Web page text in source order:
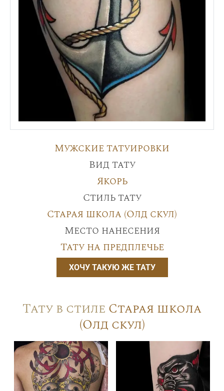
Мужские татуировки
Вид тату
Якорь
Стиль тату
Старая школа (Олд скул)
Место нанесения
Тату на предплечье
ХОЧУ ТАКУЮ ЖЕ ТАТУ
Тату в стиле Старая школа
(Олд скул)